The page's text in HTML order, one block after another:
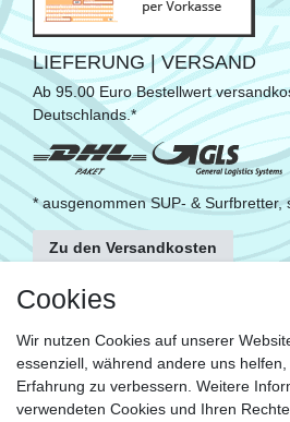
LIEFERUNG | VERSAND
Ab 95.00 Euro Bestellwert
Deutschlands.*
* ausgenommen SUP- & Surfbretter,
Zu den Versandkosten
FOLGE UNS
KONTAKT
Fragen?
Cookies
Wir nutzen Cookies auf unserer
essenziell, während andere uns
Erfahrung zu verbessern. Weitere
verwendeten Cookies und Ihren